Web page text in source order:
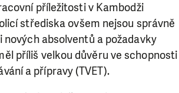
příležitosti v Kambodži
střediska ovšem nejsou správně
absolventů a požadavky
příliš velkou důvěru ve schopnosti
a přípravy (TVET).